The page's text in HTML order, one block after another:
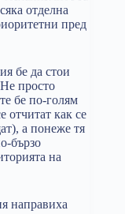
отделна
пред
бе да стои
просто
бе по-голям
отчитат как се
а понеже тя
бързо
на
направиха